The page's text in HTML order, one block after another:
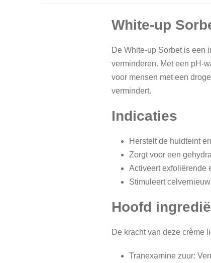
White-up
De White-up Sorbet is een
verminderen. Met een pH-
voor mensen met een
vermindert.
Indicaties
Herstelt de huidteint
Zorgt voor een
Activeert exfoliërende
Stimuleert
Hoofd
De kracht van deze crème
Tranexamine zuur: